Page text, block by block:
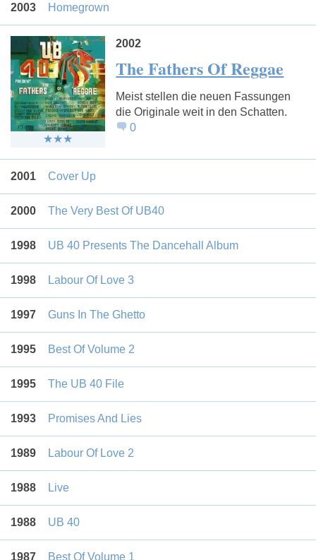
2003 Homegrown
2002
The Fathers Of Reggae
Meist stellen die neuen Fassungen
die Originale weit in den Schatten.
0
2001 Cover Up
2000 The Very Best Of UB40
1998 UB 40 Presents The Dancehall Album
1998 Labour Of Love 3
1997 Guns In The Ghetto
1995 Best Of Volume 2
1995 The UB 40 File
1993 Promises And Lies
1989 Labour Of Love 2
1988 Live
1988 UB 40
1987 Best Of Volume 1